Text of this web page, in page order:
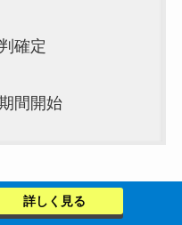
確定
間開始
明詳しく見る